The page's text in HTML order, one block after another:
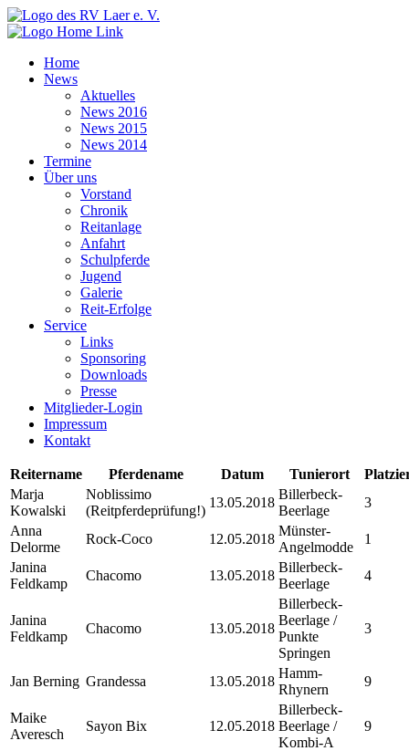
Home
News
Aktuelles
News 2016
News 2015
News 2014
Termine
Über uns
Vorstand
Chronik
Reitanlage
Anfahrt
Schulpferde
Jugend
Galerie
Reit-Erfolge
Service
Links
Sponsoring
Downloads
Presse
Mitglieder-Login
Impressum
Kontakt
Reitername Pferdename Datum Tunierort
Marja
Kowalski
Noblissimo
(Reitpferdeprüfung!)
13.05.2018
Billerbeck-
Beerlage
3
Anna
Delorme
Rock-Coco 12.05.2018
Münster-
Angelmodde
1
Janina
Feldkamp
Chacomo 13.05.2018
Billerbeck-
Beerlage
4
Janina
Feldkamp
Chacomo 13.05.2018
Billerbeck-
Beerlage /
Punkte
Springen
3
Jan Berning Grandessa 13.05.2018
Hamm-
Rhynern
9
Maike
Averesch
Sayon Bix 12.05.2018
Billerbeck-
Beerlage /
Kombi-A
9